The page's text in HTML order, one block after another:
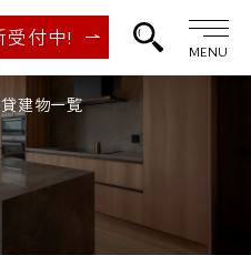
受付中!
MENU
建物一覧